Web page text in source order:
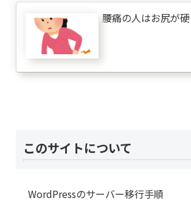
腰痛の人はお尻が
このサイトについて
WordPressのサーバー移行手順